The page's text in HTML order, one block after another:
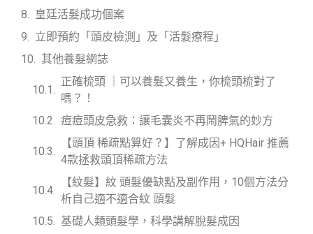
皇廷活髮成功個案
立即預約「頭皮檢測」及「活髮療程」
其他養髮網誌
正確梳頭 ｜可以養髮又養生，你梳頭梳對了
嗎？！
痘痘頭皮急救：讓毛囊炎不再鬧脾氣的妙方
【頭頂 稀疏點算好？】了解成因+ HQHair 推薦
4款拯救頭頂稀疏方法
【紋髮】紋 頭髮優缺點及副作用，10個方法分
析自己適不適合紋 頭髮
基礎人類頭髮學，科學講解脫髮成因